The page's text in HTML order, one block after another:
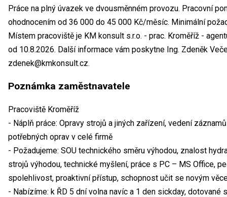
Práce na plný úvazek ve dvousměnném provozu. Pracovní
ohodnocením od 36 000 do 45 000 Kč/měsíc. Minimální
Místem pracoviště je KM konsult s.r.o. - prac. Kroměříž -
od 10.8.2026. Další informace vám poskytne Ing. Zdeněk
zdenek@kmkonsult.cz.
Poznámka zaměstnavatele
Pracoviště Kroměříž
- Náplň práce: Opravy strojů a jiných zařízení, vedení
potřebných oprav v celé firmě
- Požadujeme: SOU technického směru výhodou, znalost
strojů výhodou, technické myšlení, práce s PC – MS Office,
spolehlivost, proaktivní přístup, schopnost učit se novým
- Nabízíme: k ŘD 5 dní volna navíc a 1 den sickday, dotované